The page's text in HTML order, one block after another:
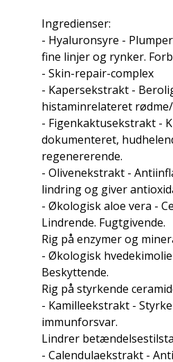
Ingredienser:
- Hyaluronsyre -
fine linjer og rynker.
- Skin-repair-complex
- Kapersekstrakt -
histaminrelateret
- Figenkaktusekstrakt -
dokumenteret,
regenererende.
- Olivenekstrakt -
lindring og giver
- Økologisk aloe vera -
Lindrende. Fugtgivende.
Rig på enzymer og
- Økologisk
Beskyttende.
Rig på styrkende
- Kamilleekstrakt -
immunforsvar.
Lindrer
- Calendulaekstrakt -